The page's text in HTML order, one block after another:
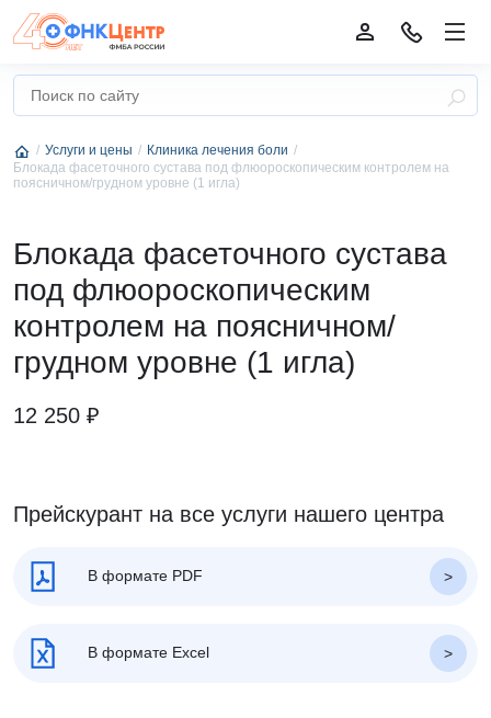
Услуги и цены
Клиника лечения боли
Блокада фасеточного сустава под флюороскопическим контролем на
поясничном/грудном уровне (1 игла)
Блокада фасеточного сустава
под флюороскопическим
контролем на поясничном/
грудном уровне (1 игла)
12 250 ₽
Прейскурант на все услуги нашего центра
В формате PDF
В формате Excel